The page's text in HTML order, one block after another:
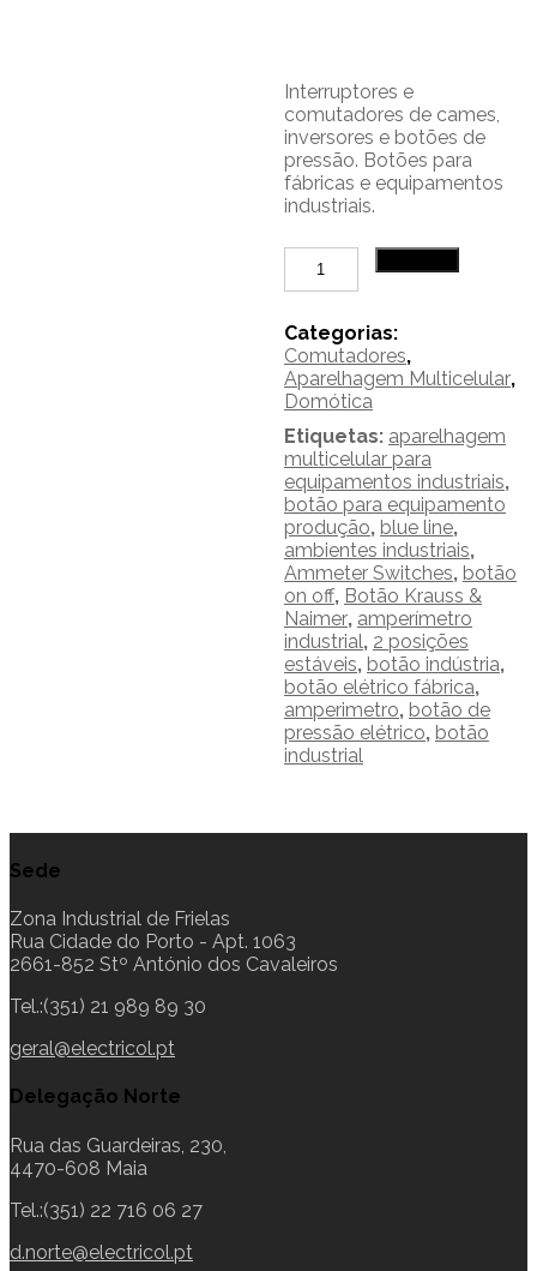
Interruptores e
comutadores de cames,
inversores e botões de
pressão. Botões para
fábricas e equipamentos
industriais.
Quantidade
-
Kraus
&
Naimer
Categorias:
Comutadores,
Aparelhagem Multicelular,
Domótica
Etiquetas: aparelhagem
multicelular para
equipamentos industriais,
botão para equipamento
produção, blue line,
ambientes industriais,
Ammeter Switches, botão
on off, Botão Krauss &
Naimer, amperímetro
industrial, 2 posições
estáveis, botão indústria,
botão elétrico fábrica,
amperimetro, botão de
pressão elétrico, botão
industrial
Sede
Zona Industrial de Frielas
Rua Cidade do Porto - Apt. 1063
2661-852 Stº António dos Cavaleiros
Tel.:(351) 21 989 89 30
geral@electricol.pt
Delegação Norte
Rua das Guardeiras, 230,
4470-608 Maia
Tel.:(351) 22 716 06 27
d.norte@electricol.pt